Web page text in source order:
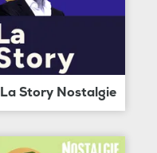
La Story Nostalgie